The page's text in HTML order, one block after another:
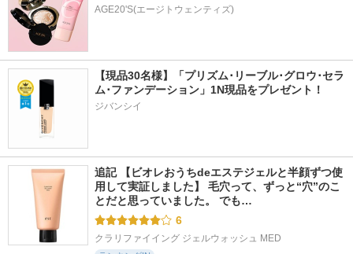
AGE20'S(エージトウェンティズ)
【現品30名様】「プリズム･リーブル･グロウ･セラ
ジバンシイ
追記 【ビオレおうちdeエステジェルと半顔ずつ使
用して実証しました】 毛穴って、ずっと“穴”のこ
とだと思っていました。 でも…
6
クラリファイイング ジェルウォッシュ MED